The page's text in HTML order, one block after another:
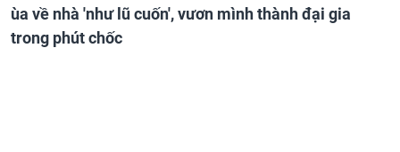
ùa về nhà 'như lũ cuốn', vươn mình thành đại gia
trong phút chốc